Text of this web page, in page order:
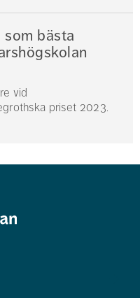
bästa
vid
priset 2023.